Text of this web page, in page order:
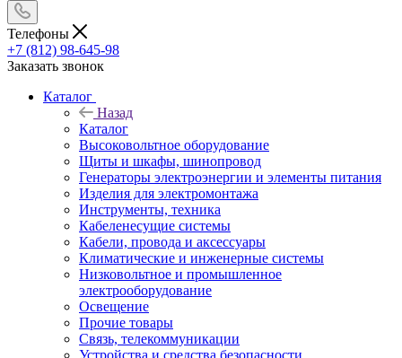
Телефоны
+7 (812) 98-645-98
Заказать звонок
Каталог
Назад
Каталог
Высоковольтное оборудование
Щиты и шкафы, шинопровод
Генераторы электроэнергии и элементы питания
Изделия для электромонтажа
Инструменты, техника
Кабеленесущие системы
Кабели, провода и аксессуары
Климатические и инженерные системы
Низковольтное и промышленное
электрооборудование
Освещение
Прочие товары
Связь, телекоммуникации
Устройства и средства безопасности